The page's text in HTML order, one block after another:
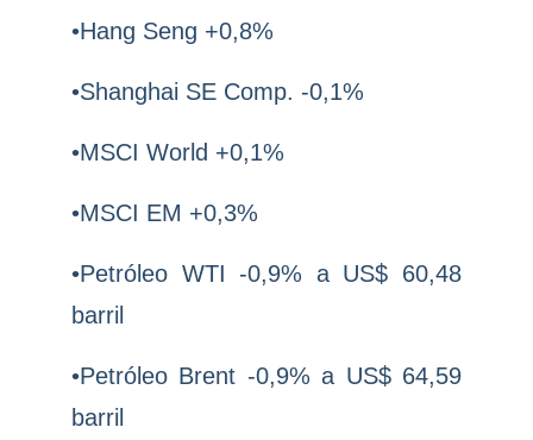
•Hang Seng +0,8%
•Shanghai SE Comp. -0,1%
•MSCI World +0,1%
•MSCI EM +0,3%
•Petróleo WTI -0,9% a US$ 60,48
barril
•Petróleo Brent -0,9% a US$ 64,59
barril